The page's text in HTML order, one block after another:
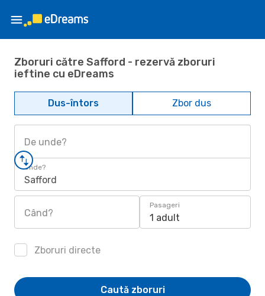
Zboruri către Safford - rezervă zboruri
ieftine cu eDreams
Dus-întors Zbor dus
De unde?
Unde?
Safford
Când?
Pasageri
1 adult
Zboruri directe
Caută zboruri